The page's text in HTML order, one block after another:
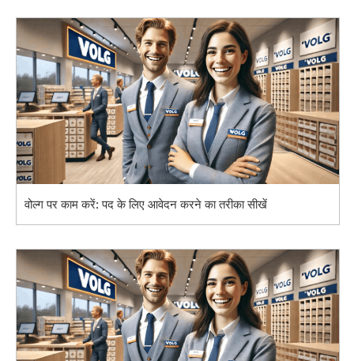
वोल्ग पर काम करें: पद के लिए आवेदन करने का तरीका सीखें